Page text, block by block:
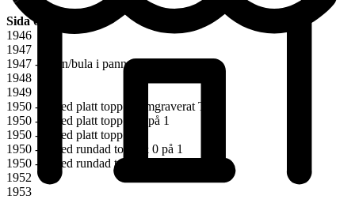
Sida 6/7
1946
1947
1947 - Horn/bula i pannan
1948
1949
1950 - 1 med platt topp & omgraverat TS
1950 - 1 med platt topp & 0 på 1
1950 - 1 med platt topp
1950 - 1 med rundad topp & 0 på 1
1950 - 1 med rundad topp
1952
1953